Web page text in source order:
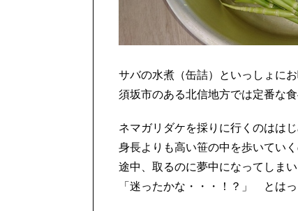
サバの水煮（缶詰）といっしょに
須坂市のある北信地方では定番な食
ネマガリダケを採りに行くのはは
身長よりも高い笹の中を歩いてい
途中、取るのに夢中になってしま
「迷ったかな・・・！？」 とは